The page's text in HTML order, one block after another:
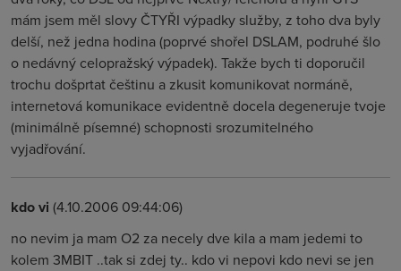
mám jsem měl slovy ČTYŘI výpadky služby, z toho dva byly
delší, než jedna hodina (poprvé shořel DSLAM, podruhé šlo
o nedávný celopražský výpadek). Takže bych ti doporučil
trochu došprtat češtinu a zkusit komunikovat normáně,
internetová komunikace evidentně docela degeneruje tvoje
(minimálně písemné) schopnosti srozumitelného
vyjadřování.
kdo vi (4.10.2006 09:44:06)
no nevim ja mam O2 za necely dve kila a mam jedemi to
kolem 3MBIT ..tak si zdej ty.. kdo vi nepovi kdo nevi se jen